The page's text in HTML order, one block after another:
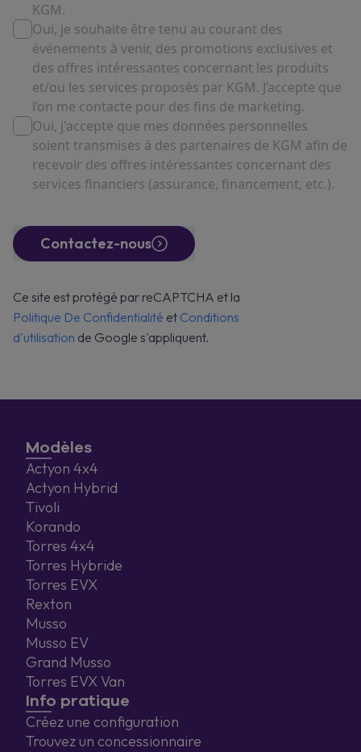
KGM.
Oui, je souhaite être tenu au courant des
événements à venir, des promotions exclusives et
des offres intéressantes concernant les produits
et/ou les services proposés par KGM. J’accepte que
l’on me contacte pour des fins de marketing.
Oui, j'accepte que mes données personnelles
soient transmises à des partenaires de KGM afin de
recevoir des offres intéressantes concernant des
services financiers (assurance, financement, etc.).
Contactez-nous
Ce site est protégé par reCAPTCHA et la
Politique De Confidentialité et Conditions
d'utilisation de Google s'appliquent.
Modèles
Actyon 4x4
Actyon Hybrid
Tivoli
Korando
Torres 4x4
Torres Hybride
Torres EVX
Rexton
Musso
Musso EV
Grand Musso
Torres EVX Van
Info pratique
Créez une configuration
Trouvez un concessionnaire